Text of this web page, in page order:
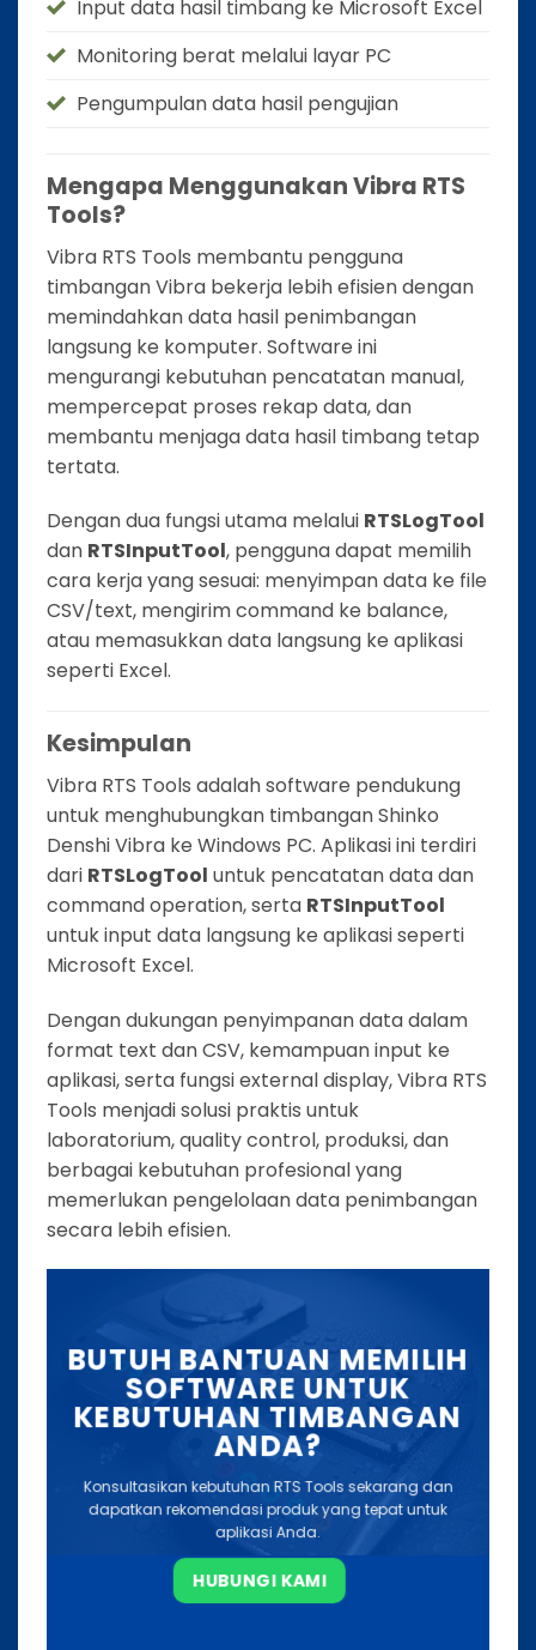
Input data hasil timbang ke Microsoft Excel
Monitoring berat melalui layar PC
Pengumpulan data hasil pengujian
Mengapa Menggunakan Vibra RTS
Tools?
Vibra RTS Tools membantu pengguna
timbangan Vibra bekerja lebih efisien dengan
memindahkan data hasil penimbangan
langsung ke komputer. Software ini
mengurangi kebutuhan pencatatan manual,
mempercepat proses rekap data, dan
membantu menjaga data hasil timbang tetap
tertata.
Dengan dua fungsi utama melalui RTSLogTool
dan RTSInputTool, pengguna dapat memilih
cara kerja yang sesuai: menyimpan data ke file
CSV/text, mengirim command ke balance,
atau memasukkan data langsung ke aplikasi
seperti Excel.
Kesimpulan
Vibra RTS Tools adalah software pendukung
untuk menghubungkan timbangan Shinko
Denshi Vibra ke Windows PC. Aplikasi ini terdiri
dari RTSLogTool untuk pencatatan data dan
command operation, serta RTSInputTool
untuk input data langsung ke aplikasi seperti
Microsoft Excel.
Dengan dukungan penyimpanan data dalam
format text dan CSV, kemampuan input ke
aplikasi, serta fungsi external display, Vibra RTS
Tools menjadi solusi praktis untuk
laboratorium, quality control, produksi, dan
berbagai kebutuhan profesional yang
memerlukan pengelolaan data penimbangan
secara lebih efisien.
BUTUH BANTUAN MEMILIH
SOFTWARE UNTUK
KEBUTUHAN TIMBANGAN
ANDA?
Konsultasikan kebutuhan RTS Tools sekarang dan
dapatkan rekomendasi produk yang tepat untuk
aplikasi Anda.
HUBUNGI KAMI